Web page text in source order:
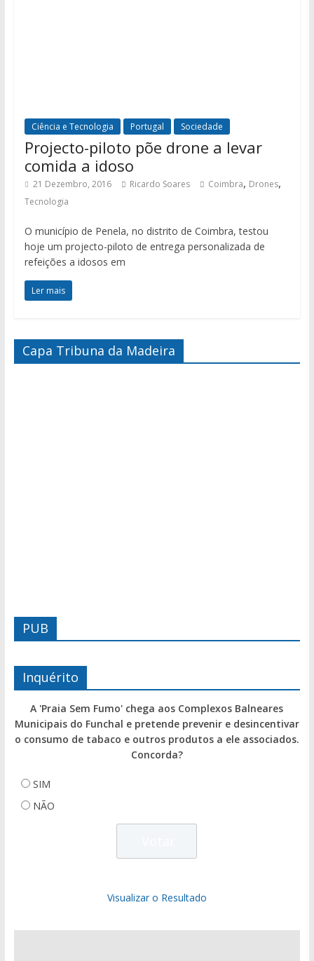
Ciência e Tecnologia Portugal Sociedade
Projecto-piloto põe drone a levar
comida a idoso
21 Dezembro, 2016 Ricardo Soares Coimbra, Drones,
Tecnologia
O município de Penela, no distrito de Coimbra, testou
hoje um projecto-piloto de entrega personalizada de
refeições a idosos em
Ler mais
Capa Tribuna da Madeira
PUB
Inquérito
A 'Praia Sem Fumo' chega aos Complexos Balneares
Municipais do Funchal e pretende prevenir e desincentivar
o consumo de tabaco e outros produtos a ele associados.
Concorda?
SIM
NÃO
Visualizar o Resultado